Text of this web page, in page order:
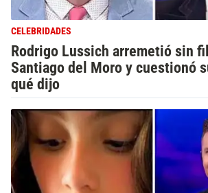
CELEBRIDADES
Rodrigo Lussich arremetió sin
Santiago del Moro y cuestionó
qué dijo